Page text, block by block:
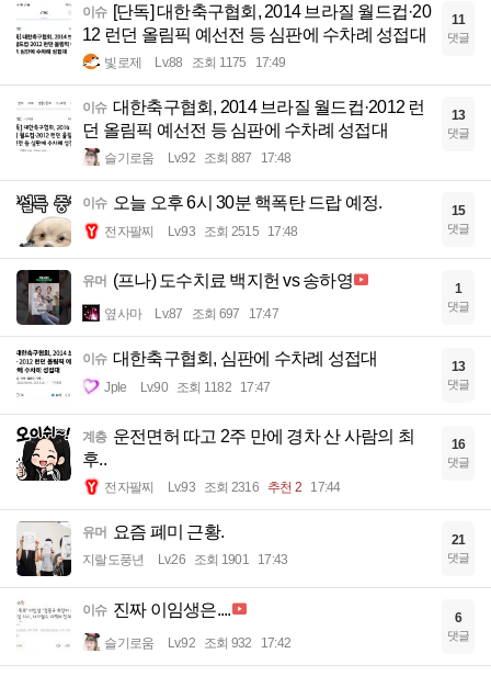
이슈 [단독] 대한축구협회, 2014 브라질 월드컵·20
12 런던 올림픽 예선전 등 심판에 수차례 성접대
빛로제 Lv.88 조회 1175 17:49
11
댓글
이슈 대한축구협회, 2014 브라질 월드컵·2012 런
던 올림픽 예선전 등 심판에 수차례 성접대
슬기로움 Lv.92 조회 887 17:48
13
댓글
이슈 오늘 오후 6시 30분 핵폭탄 드랍 예정.
전자팔찌 Lv.93 조회 2515 17:48
15
댓글
유머 (프나) 도수치료 백지헌 vs 송하영
옆사마 Lv.87 조회 697 17:47
1
댓글
이슈 대한축구협회, 심판에 수차례 성접대
Jple Lv.90 조회 1182 17:47
13
댓글
계층 운전면허 따고 2주 만에 경차 산 사람의 최
후..
전자팔찌 Lv.93 조회 2316 추천 2 17:44
16
댓글
유머 요즘 폐미 근황.
지랄도풍년 Lv.26 조회 1901 17:43
21
댓글
이슈 진짜 이임생은....
슬기로움 Lv.92 조회 932 17:42
6
댓글